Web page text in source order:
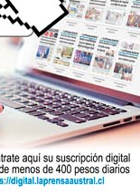
sino en una respuesta a
Carreras como
de Procesos Industriales
en Operaciones
tanto en la capital
Natales, son ejemplos
orientada a los
la expansión territorial,
Punta Arenas y Puerto